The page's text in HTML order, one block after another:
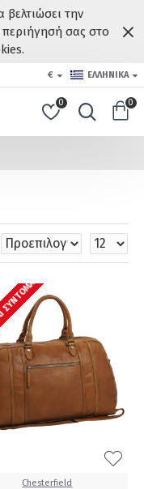
βελτιώσει την
περιήγησή σας στο
€ ΕΛΛΗΝΙΚΆ
0 0
Chesterfield